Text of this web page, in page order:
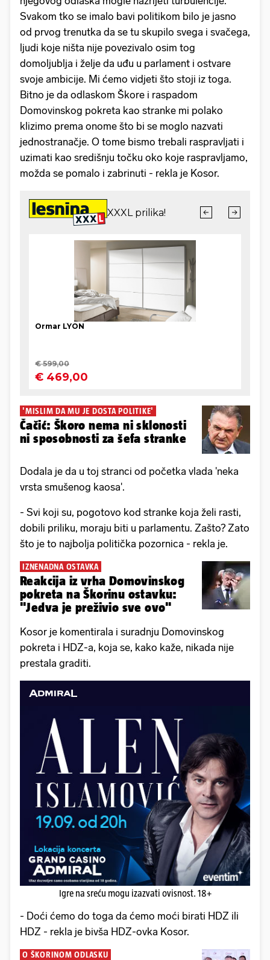
Svakom tko se imalo bavi politikom bilo je jasno
od prvog trenutka da se tu skupilo svega i svačega,
ljudi koje ništa nije povezivalo osim tog
domoljublja i želje da uđu u parlament i ostvare
svoje ambicije. Mi ćemo vidjeti što stoji iz toga.
Bitno je da odlaskom Škore i raspadom
Domovinskog pokreta kao stranke mi polako
klizimo prema onome što bi se moglo nazvati
jednostranačje. O tome bismo trebali raspravljati i
uzimati kao središnju točku oko koje raspravljamo,
možda se pomalo i zabrinuti - rekla je Kosor.
'MISLIM DA MU JE DOSTA POLITIKE'
Čačić: Škoro nema ni sklonosti
ni sposobnosti za šefa stranke
Dodala je da u toj stranci od početka vlada 'neka
vrsta smušenog kaosa'.
- Svi koji su, pogotovo kod stranke koja želi rasti,
dobili priliku, moraju biti u parlamentu. Zašto? Zato
što je to najbolja politička pozornica - rekla je.
IZNENADNA OSTAVKA
Reakcija iz vrha Domovinskog
pokreta na Škorinu ostavku:
"Jedva je preživio sve ovo"
Kosor je komentirala i suradnju Domovinskog
pokreta i HDZ-a, koja se, kako kaže, nikada nije
prestala graditi.
Igre na sreću mogu izazvati ovisnost. 18+
- Doći ćemo do toga da ćemo moći birati HDZ ili
HDZ - rekla je bivša HDZ-ovka Kosor.
O ŠKORINOM ODLASKU